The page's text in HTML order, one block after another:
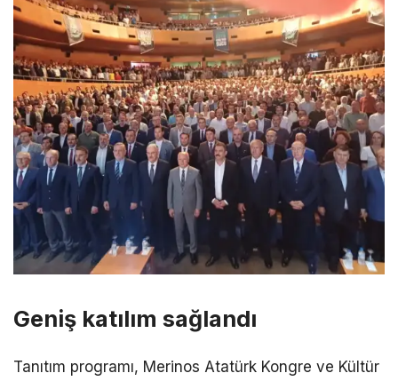
Geniş katılım sağlandı
Tanıtım programı, Merinos Atatürk Kongre ve Kültür